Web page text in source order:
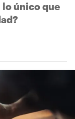
lo único que